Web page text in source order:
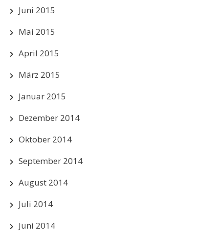
Juni 2015
Mai 2015
April 2015
März 2015
Januar 2015
Dezember 2014
Oktober 2014
September 2014
August 2014
Juli 2014
Juni 2014